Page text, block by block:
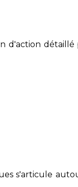
d'action
s'articule